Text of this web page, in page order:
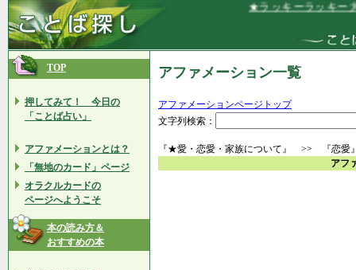
★ラッキーラッキー大
TOP
押してみて！ 今日の
「ことば占い」
アファメーションとは？
「無地のカード」ページ
オラクルカードの
ページへようこそ
本の読み方＆
おすすめの本
アファメーション一覧
アファメーションページトップ
文字列検索：
『★愛・恋愛・家族について』 >> 『恋愛
アフ